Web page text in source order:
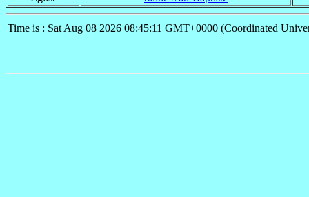
Time is : Sat Aug 08 2026 08:45:11 GMT+0000 (Coordinated